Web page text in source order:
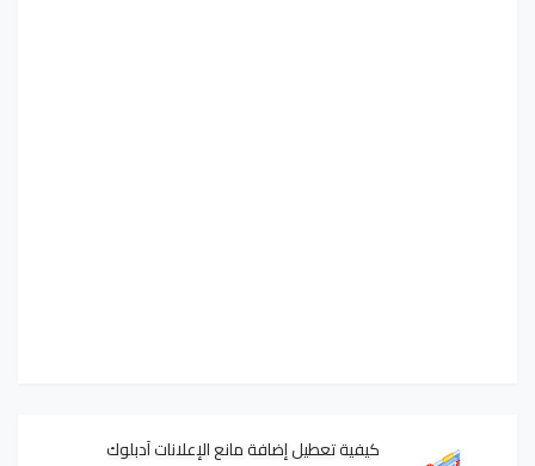
كيفية تعطيل إضافة مانع الإعلانات آدبلوك